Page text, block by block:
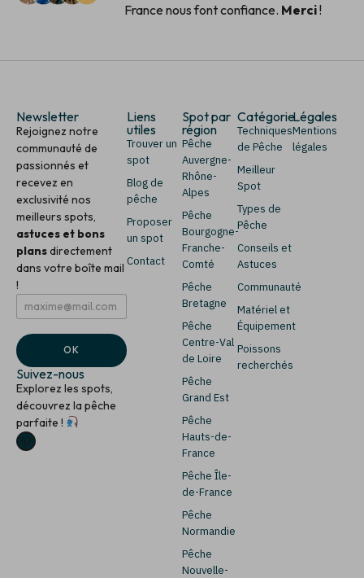
France nous font confiance. Merci!
Newsletter
Rejoignez notre
communauté de
passionnés et
recevez en
exclusivité nos
meilleurs spots,
astuces et bons
plansdirectement
dans votre boîte mail
!
E
m
i
l
*
*
E
m
i
l
*
OK
Suivez-nous
Explorez les spots,
découvrez la pêche
parfaite !
Liens
utiles
Trouver un
spot
Blog de
pêche
Proposer
un spot
Contact
Spot par
région
Pêche
Auvergne-
Rhône-
Alpes
Pêche
Bourgogne-
Franche-
Comté
Pêche
Bretagne
Pêche
Centre-Val
de Loire
Pêche
Grand Est
Pêche
Hauts-de-
France
Pêche Île-
de-France
Pêche
Normandie
Pêche
Nouvelle-
Catégorie
Techniques
de Pêche
Meilleur
Spot
Types de
Pêche
Conseils et
Astuces
Communauté
Matériel et
Équipement
Poissons
recherchés
Légales
Mentions
légales